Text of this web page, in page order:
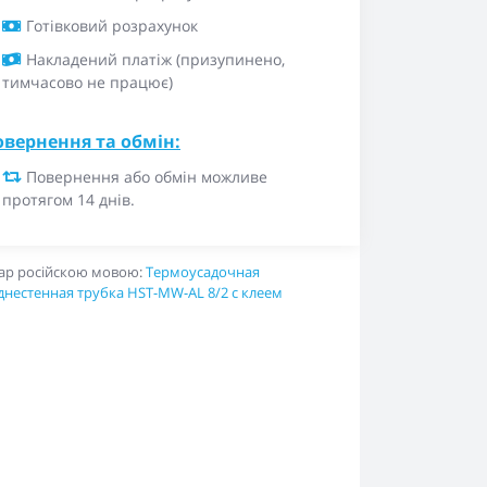
Готівковий розрахунок
Накладений платіж (призупинено,
тимчасово не працює)
та обмін:
Повернення або обмін можливе
протягом 14 днів.
російскою мовою:Термоусадочная
трубка HST-MW-AL 8/2 с клеем